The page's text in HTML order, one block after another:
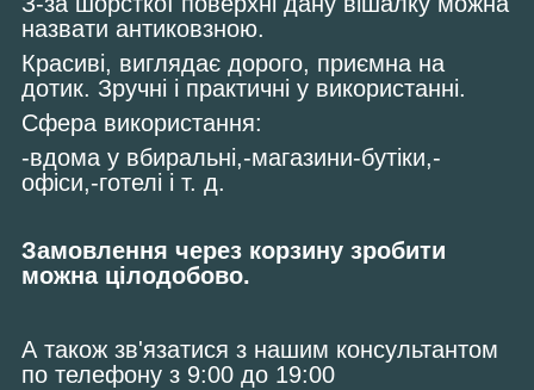
назвати антиковзною.
Красиві, виглядає дорого, приємна на
дотик. Зручні і практичні у використанні.
Сфера використання:
-вдома у вбиральні,-магазини-бутіки,-
офіси,-готелі і т. д.
Замовлення через корзину зробити
можна цілодобово.
А також зв'язатися з нашим консультантом
по телефону з 9:00 до 19:00